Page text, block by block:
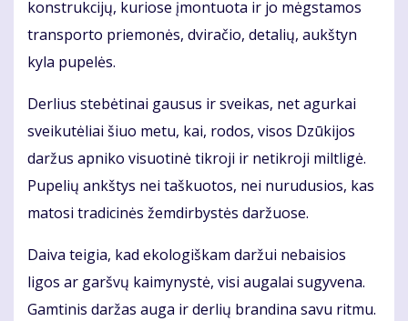
konstrukcijų, kuriose įmontuota ir jo mėgstamos
transporto priemonės, dviračio, detalių, aukštyn
kyla pupelės.
Derlius stebėtinai gausus ir sveikas, net agurkai
sveikutėliai šiuo metu, kai, rodos, visos Dzūkijos
daržus apniko visuotinė tikroji ir netikroji miltligė.
Pupelių ankštys nei taškuotos, nei nurudusios, kas
matosi tradicinės žemdirbystės daržuose.
Daiva teigia, kad ekologiškam daržui nebaisios
ligos ar garšvų kaimynystė, visi augalai sugyvena.
Gamtinis daržas auga ir derlių brandina savu ritmu.